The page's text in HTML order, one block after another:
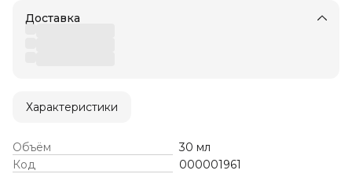
Доставка
Характеристики
Объём
30 мл
Код
000001961